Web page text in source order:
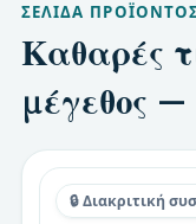
ΣΕΛΊΔΑ
Καθαρές
μέγεθος —
🔒 Διακριτική